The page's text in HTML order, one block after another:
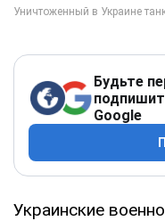
Будьте
Google
Украинские